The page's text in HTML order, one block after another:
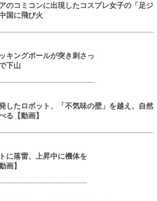
のコミコンに出現したコスプレ女子の「足ジ
国に飛び火
キングポールが突き刺さっ
下山
したロボット、「不気味の壁」を越え、自然
る【動画】
に落雷、上昇中に機体を
画】